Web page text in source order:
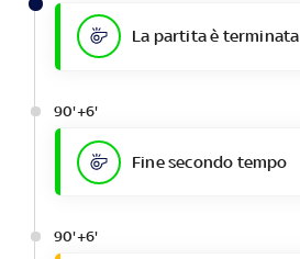
La partita è terminata
90'+6'
Fine secondo tempo
90'+6'